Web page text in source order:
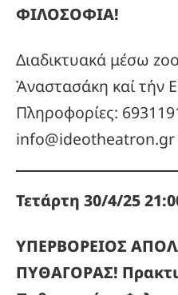
ΦΙΛΟΣΟΦΙΑ!
Διαδικτυακά μέσω
Ἀναστασάκη καί τήν
Πληροφορίες:
info@ideotheatron.gr
Τετάρτη 30/4/25
ΥΠΕΡΒΟΡΕΙΟΣ
ΠΥΘΑΓΟΡΑΣ!